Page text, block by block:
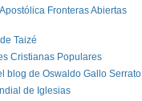
Fronteras Abiertas
Taizé
Cristianas Populares
blog de Oswaldo Gallo Serrato
de Iglesias